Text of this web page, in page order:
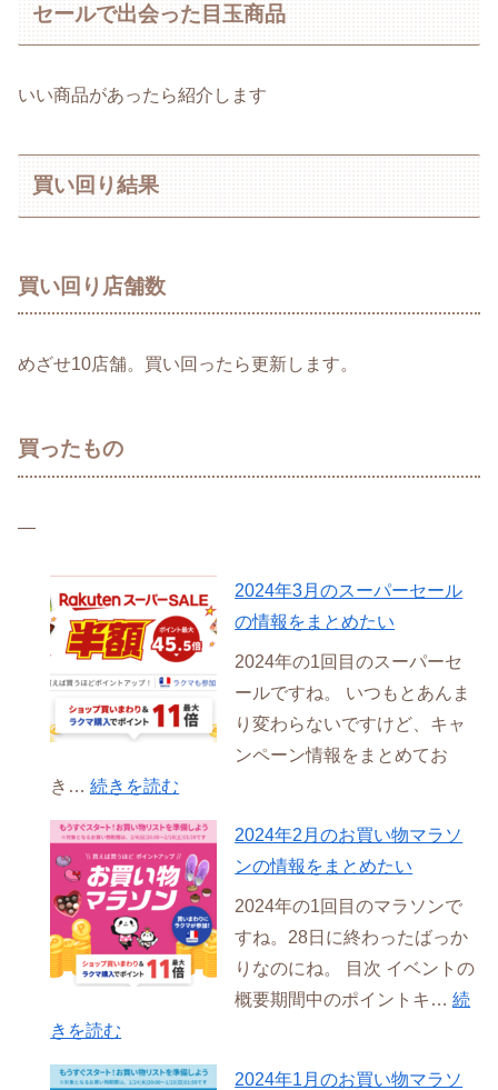
セールで出会った目玉商品
いい商品があったら紹介します
買い回り結果
買い回り店舗数
めざせ10店舗。買い回ったら更新します。
買ったもの
—
2024年3月のスーパーセール
の情報をまとめたい
2024年の1回目のスーパーセ
ールですね。 いつもとあんま
り変わらないですけど、キャ
ンペーン情報をまとめてお
き…続きを読む
2024
年
3
月
の
ス
ー
2024年2月のお買い物マラソ
ンの情報をまとめたい
2024年の1回目のマラソンで
すね。28日に終わったばっか
りなのにね。 目次 イベントの
概要期間中のポイントキ…続
きを読む
2024
2024年1月のお買い物マラソ